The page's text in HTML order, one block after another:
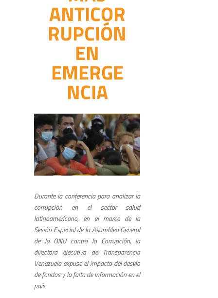
ANTICOR
RUPCIÓN
EN
EMERGE
NCIA
Durante la conferencia para analizar la
corrupción en el sector salud
latinoamericano, en el marco de la
Sesión Especial de la Asamblea General
de la ONU contra la Corrupción, la
directora ejecutiva de Transparencia
Venezuela expuso el impacto del desvío
de fondos y la falta de información en el
país